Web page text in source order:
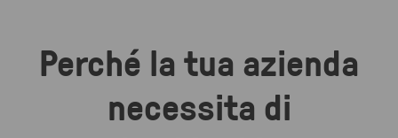
Perché la tua azienda
necessita di